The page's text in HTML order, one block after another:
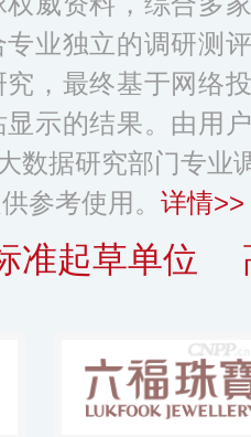
业独立的调研测
，最终基于网络
示的结果。由用
数据研究部门专业
参考使用。 详情>>
准起草单位